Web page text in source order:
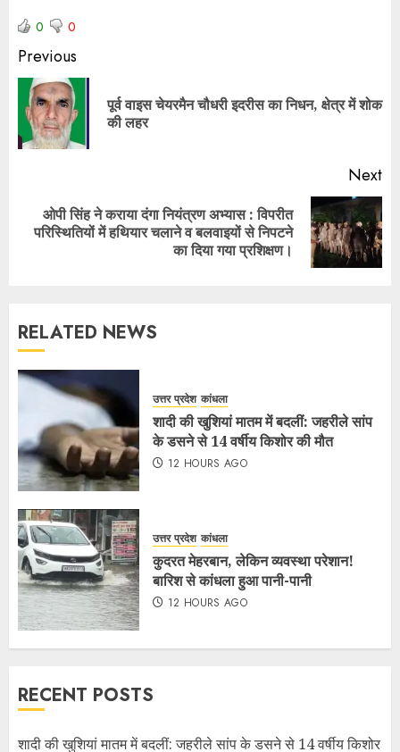
0 0
Previous
पूर्व वाइस चेयरमैन चौधरी इदरीस का निधन, क्षेत्र में शोक
की लहर
Next
ओपी सिंह ने कराया दंगा नियंत्रण अभ्यास : विपरीत
परिस्थितियों में हथियार चलाने व बलवाइयों से निपटने
का दिया गया प्रशिक्षण।
RELATED NEWS
उत्तर प्रदेश कांधला
शादी की खुशियां मातम में बदलीं: जहरीले सांप
के डसने से 14 वर्षीय किशोर की मौत
12 HOURS AGO
उत्तर प्रदेश कांधला
कुदरत मेहरबान, लेकिन व्यवस्था परेशान!
बारिश से कांधला हुआ पानी-पानी
12 HOURS AGO
RECENT POSTS
शादी की खुशियां मातम में बदलीं: जहरीले सांप के डसने से 14 वर्षीय किशोर